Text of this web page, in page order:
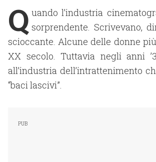
Q uando l’industria
sorprendente. Scrivevano,
scioccante. Alcune delle donne
XX secolo. Tuttavia negli anni
all’industria dell’intrattenimento
“baci lascivi”.